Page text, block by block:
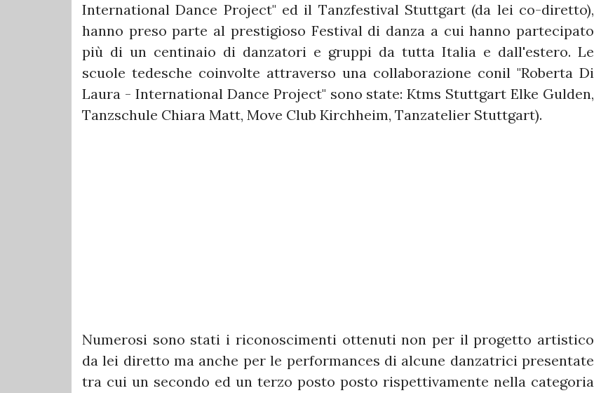
International Dance Project" ed il Tanzfestival Stuttgart (da lei co-diretto),
hanno preso parte al prestigioso Festival di danza a cui hanno partecipato
più di un centinaio di danzatori e gruppi da tutta Italia e dall'estero. Le
scuole tedesche coinvolte attraverso una collaborazione conil "Roberta Di
Laura - International Dance Project" sono state: Ktms Stuttgart Elke Gulden,
Tanzschule Chiara Matt, Move Club Kirchheim, Tanzatelier Stuttgart).
Numerosi sono stati i riconoscimenti ottenuti non per il progetto artistico
da lei diretto ma anche per le performances di alcune danzatrici presentate
tra cui un secondo ed un terzo posto posto rispettivamente nella categoria